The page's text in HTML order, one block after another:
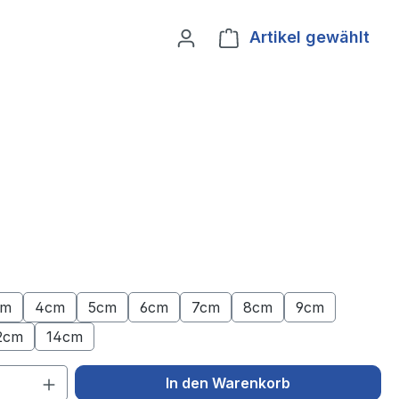
Artikel gewählt
4cm 5cm 6cm 7cm 8cm
9cm
14cm
Anzahl: Gib den gewünschten Wert
In den Warenkorb